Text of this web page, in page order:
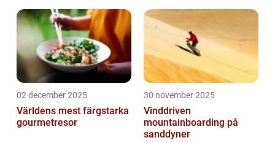
02 december 2025
Världens mest färgstarka
gourmetresor
30 november 2025
Vinddriven
mountainboarding på
sanddyner